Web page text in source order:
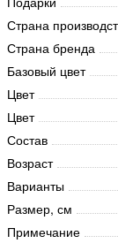
Страна
Страна бренда
Базовый цвет
Цвет
Цвет
Состав
Возраст
Варианты
Размер, см
Примечание